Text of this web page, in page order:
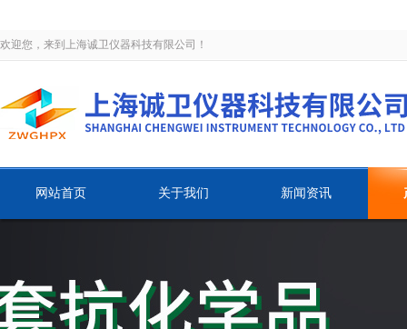
欢迎您，来到上海诚卫仪器科技有限公司！
网站首页 关于我们 新闻资讯